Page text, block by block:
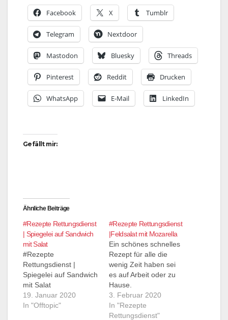
Facebook X Tumblr
Telegram Nextdoor
Mastodon Bluesky Threads
Pinterest Reddit Drucken
WhatsApp E-Mail LinkedIn
Gefällt mir:
Ähnliche Beiträge
#Rezepte Rettungsdienst
| Spiegelei auf Sandwich
mit Salat
#Rezepte
Rettungsdienst |
Spiegelei auf Sandwich
mit Salat
19. Januar 2020
In "Offtopic"
#Rezepte Rettungsdienst
|Feldsalat mit Mozarella
Ein schönes schnelles
Rezept für alle die
wenig Zeit haben sei
es auf Arbeit oder zu
Hause.
3. Februar 2020
In "Rezepte
Rettungsdienst"